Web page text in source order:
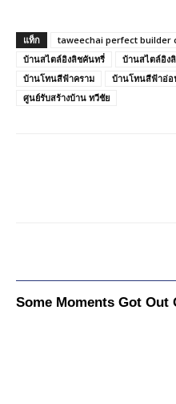
แท็ก taweechai perfect builder
บ้านสไตล์อิงลิชคันทรี่
บ้านสไตล์อิง
บ้านโทนสีฟ้าคราม
บ้านโทนสีฟ้าอ่
ศูนย์รับสร้างบ้าน ทวีชัย